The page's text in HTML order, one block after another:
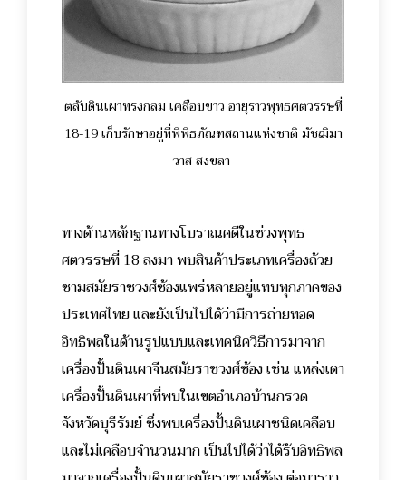
ตลับดินเผาทรงกลม เคลือบขาว อายุราวพุทธศตวรรษที่
18-19 เก็บรักษาอยู่ที่พิพิธภัณฑสถานแห่งชาติ มัชฌิมา
วาส สงขลา
ทางด้านหลักฐานทางโบราณคดีในช่วงพุทธ
ศตวรรษที่ 18 ลงมา พบสินค้าประเภทเครื่องถ้วย
ชามสมัยราชวงศ์ซ้องแพร่หลายอยู่แทบทุกภาคของ
ประเทศไทย และยังเป็นไปได้ว่ามีการถ่ายทอด
อิทธิพลในด้านรูปแบบและเทคนิควิธีการมาจาก
เครื่องปั้นดินเผาจีนสมัยราชวงศ์ซ้อง เช่น แหล่งเตา
เครื่องปั้นดินเผาที่พบในเขตอำเภอบ้านกรวด
จังหวัดบุรีรัมย์ ซึ่งพบเครื่องปั้นดินเผาชนิดเคลือบ
และไม่เคลือบจำนวนมาก เป็นไปได้ว่าได้รับอิทธิพล